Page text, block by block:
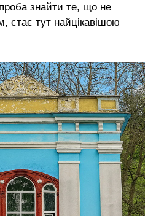
знайти те, що не
стає тут найцікавішою